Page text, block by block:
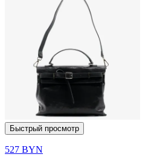
Быстрый просмотр
527 BYN